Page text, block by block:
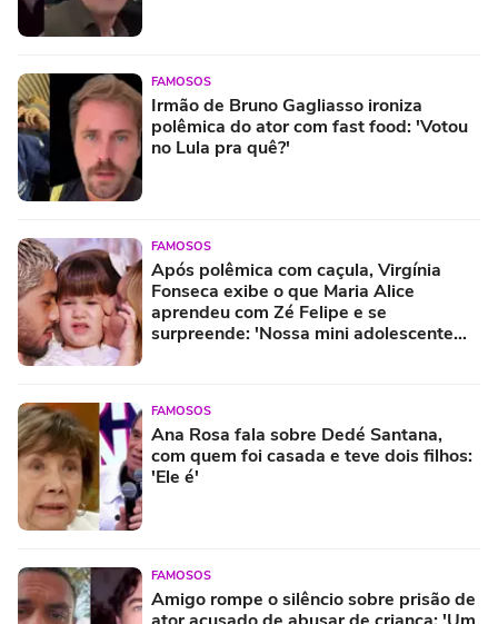
FAMOSOS
Irmão de Bruno Gagliasso ironiza
polêmica do ator com fast food: 'Votou
no Lula pra quê?'
FAMOSOS
Após polêmica com caçula, Virgínia
Fonseca exibe o que Maria Alice
aprendeu com Zé Felipe e se
surpreende: 'Nossa mini adolescente
FAMOSOS
Ana Rosa fala sobre Dedé Santana,
com quem foi casada e teve dois filhos:
'Ele é'
FAMOSOS
Amigo rompe o silêncio sobre prisão de